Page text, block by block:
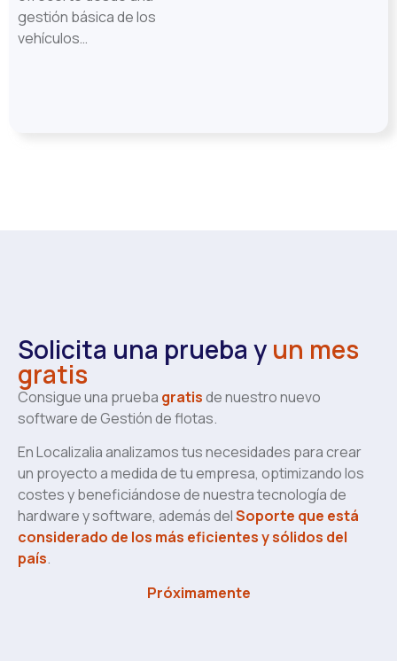
gestión básica de los
vehículos…
Solicita una prueba y un mes
gratis
Consigue una prueba gratisde nuestro nuevo
software de Gestión de flotas.
En Localizalia analizamos tus necesidades para crear
un proyecto a medida de tu empresa, optimizando los
costes y beneficiándose de nuestra tecnología de
hardware y software, además delSoporte que está
considerado de los más eficientes y sólidos del
país.
Próximamente